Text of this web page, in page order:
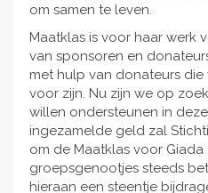
om samen te leven.
Maatklas is voor haar werk
van sponsoren en
met hulp van donateurs
voor zijn. Nu zijn we op
willen ondersteunen in
ingezamelde geld zal
om de Maatklas voor
groepsgenootjes steeds
hieraan een steentje